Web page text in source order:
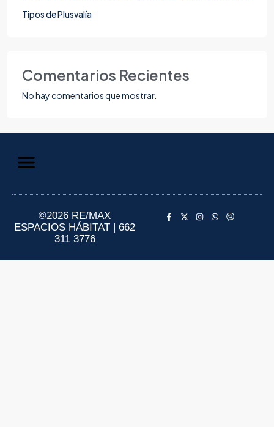
Tipos de Plusvalía
Comentarios Recientes
No hay comentarios que mostrar.
©2026 RE/MAX
ESPACIOS HÁBITAT | 662
311 3776